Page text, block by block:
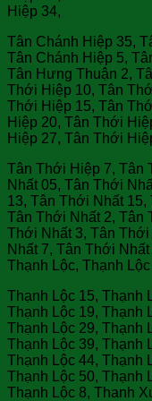
Hiệp 34,
Tân Chánh Hiệp 35,
Tân Chánh Hiệp 5,
Tân Hưng Thuận 2,
Thới Hiệp 10, Tân
Thới Hiệp 15, Tân
Hiệp 20, Tân Thới
Hiệp 27, Tân Thới
Tân Thới Hiệp 7, Tân
Nhất 05, Tân Thới
13, Tân Thới Nhất
Tân Thới Nhất 2, Tân
Thới Nhất 3, Tân
Nhất 7, Tân Thới
Thạnh Lộc, Thạnh
Thạnh Lộc 15, Thạnh
Thạnh Lộc 19, Thạnh
Thạnh Lộc 29, Thạnh
Thạnh Lộc 39, Thạnh
Thạnh Lộc 44, Thạnh
Thạnh Lộc 50, Thạnh
Thạnh Lộc 8, Thanh